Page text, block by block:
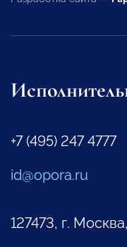
+7 (495) 247 4777
id@opora.ru
127473, г.